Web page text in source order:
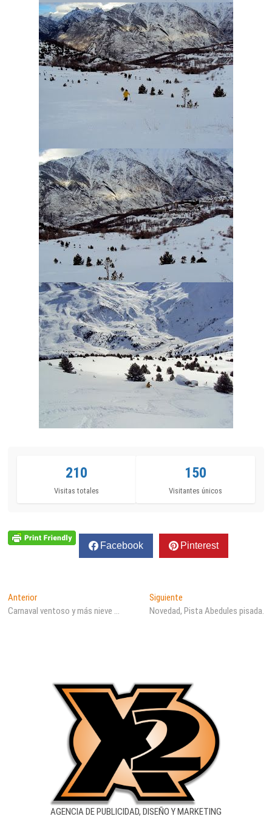
210
Visitas totales
150
Visitantes únicos
Facebook Pinterest
Navegación
de
AnteriorEntrada
anterior:
Carnaval ventoso y más nieve …
SiguienteEntrada
siguiente:
Novedad, Pista Abedules pisada.
AGENCIA DE PUBLICIDAD, DISEÑO Y MARKETING